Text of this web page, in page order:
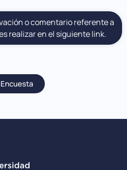
o comentario referente a
realizar en el siguiente link.
Encuesta